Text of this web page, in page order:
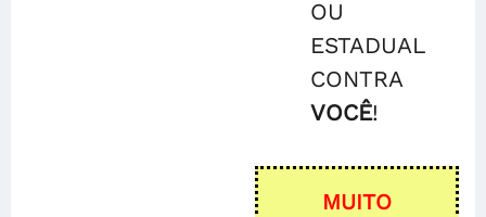
OU
ESTADUAL
CONTRA
VOCÊ!
MUITO